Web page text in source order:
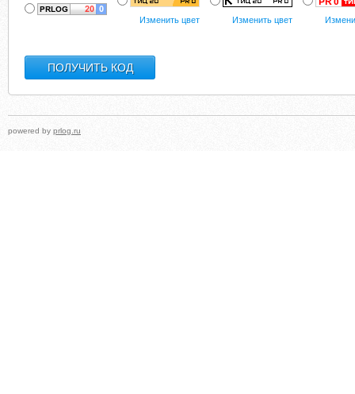
Изменить цвет Изменить цвет
powered by prlog.ru